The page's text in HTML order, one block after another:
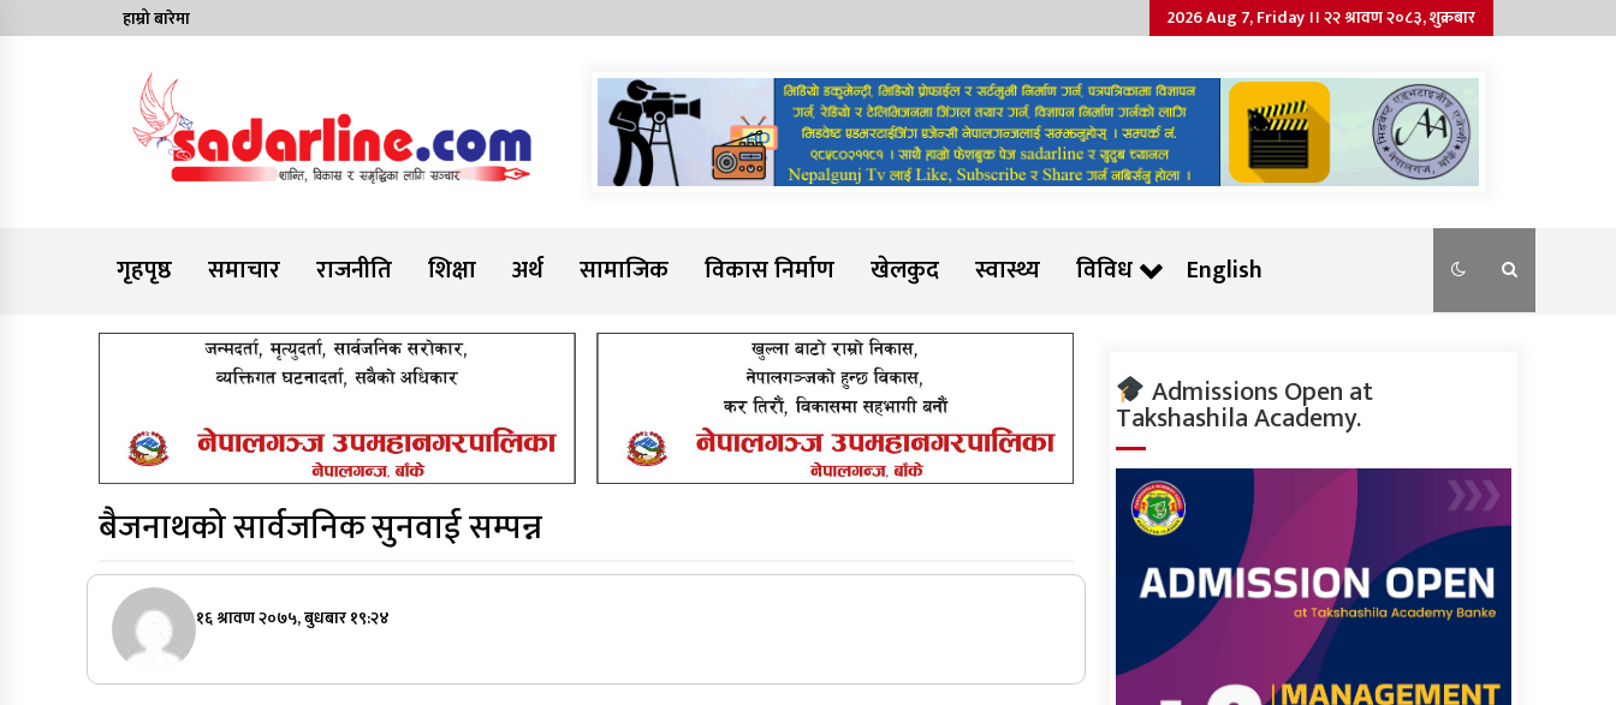
to
हाम्रो बारेमा 2026 Aug 7, Friday ।। २२ श्रावण २०८३, शुक्रबार
Sadarline
गृहपृष्ठ
समाचार राजनीति शिक्षा अर्थ सामाजिक विकास निर्माण खेलकुद स्वास्थ्य विविध English
बैजनाथको सार्वजनिक सुनवाई सम्पन्न
१६ श्रावण २०७५, बुधबार १९:२४
Admissions Open at
Takshashila Academy.